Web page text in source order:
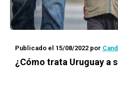
Publicado el 15/08/2022 por
¿Cómo trata Uruguay a